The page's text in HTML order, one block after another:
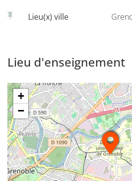
Lieu(x) ville
Lieu d'enseignement
+
−